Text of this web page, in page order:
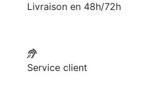
Livraison en 48h/72h
Service client